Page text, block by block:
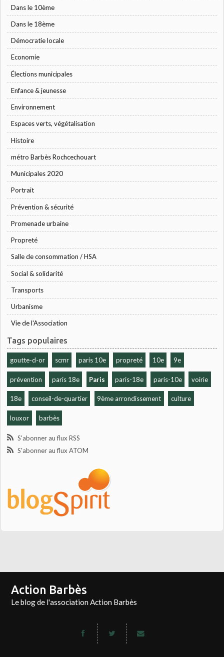
Dans le 10ème
Dans le 18ème
Démocratie locale
Economie
Élections municipales
Enfance & jeunesse
Environnement
Espaces verts, végétalisation
Histoire
métro Barbès Rochcechouart
Municipales 2020
Portrait
Prévention & sécurité
Promenade urbaine
Propreté
Salle de consommation / HSA
Social & solidarité
Transports
Urbanisme
Vie de l'Association
Tags populaires
goutte-d-or scmr paris 10e propreté 10e 9e
prévention paris 18e Paris paris-18e paris-10e voirie
18e conseil-de-quartier 9ème arrondissement culture
louxor barbès
S'abonner au flux RSS
S'abonner au flux ATOM
Action Barbès
Le blog de l'association Action Barbès